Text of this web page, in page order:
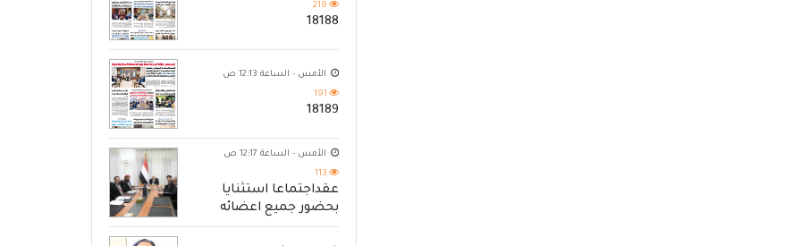
219
18188
الأمس - الساعة 12:13 ص
191
18189
الأمس - الساعة 12:17 ص
113
عقداجتماعا استثنايا
بحضور جميع اعضائه